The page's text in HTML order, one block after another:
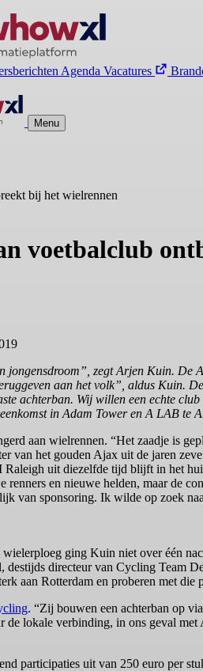
Agenda Vacatures
Menu
bij het wielrennen
voetbalclub
jongensdroom”, zegt Arjen Kuin. De
aan het volk”, aldus Kuin.
achterban. Wij willen een echte
in Adam Tower en A LAB te
aan wielrennen. “Het zaadje is
van het gouden Ajax uit de jaren
Raleigh uit diezelfde tijd blijft in het
renners en nieuwe helden, maar de
van sponsoring. Ik wilde op zoek
ging Kuin niet over één
destijds directeur van Cycling Team
aan Rotterdam en proberen met die
. “Zij bouwen een achterban op
de lokale verbinding, in ons geval
participaties uit van 250 euro per